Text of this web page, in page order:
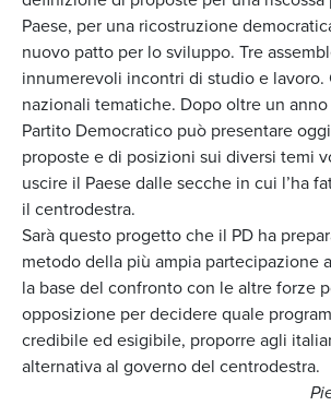
Paese, per una ricostruzione
nuovo patto per lo sviluppo. Tre
innumerevoli incontri di studio e lavoro.
nazionali tematiche. Dopo oltre un
Partito Democratico può presentare
proposte e di posizioni sui diversi temi
uscire il Paese dalle secche in cui l’ha
il centrodestra.
Sarà questo progetto che il PD ha
metodo della più ampia partecipazione
la base del confronto con le altre forze
opposizione per decidere quale
credibile ed esigibile, proporre agli
alternativa al governo del centrodestra.